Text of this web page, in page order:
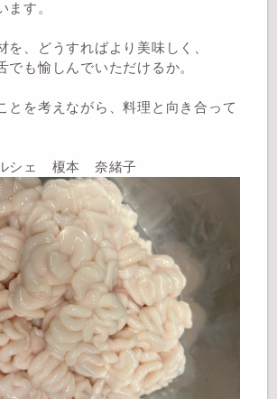
ます。
を、どうすればより美味しく、
でも愉しんでいただけるか。
とを考えながら、料理と向き合って
シェ 榎本 奈緒子